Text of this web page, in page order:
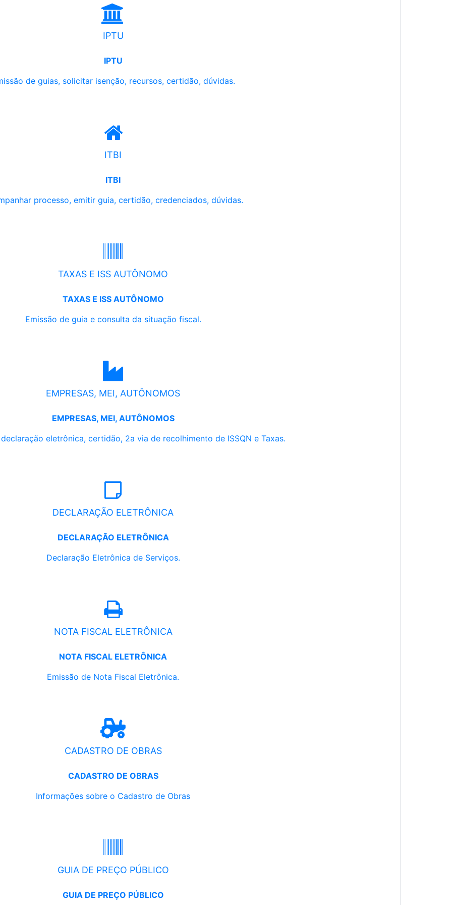
IPTU
IPTU
de guias, solicitar isenção, recursos, certidão, dúvidas.
ITBI
ITBI
processo, emitir guia, certidão, credenciados, dúvidas.
TAXAS E ISS AUTÔNOMO
TAXAS E ISS AUTÔNOMO
Emissão de guia e consulta da situação fiscal.
EMPRESAS, MEI, AUTÔNOMOS
EMPRESAS, MEI, AUTÔNOMOS
eletrônica, certidão, 2a via de recolhimento de ISSQN e Taxas.
DECLARAÇÃO ELETRÔNICA
DECLARAÇÃO ELETRÔNICA
Declaração Eletrônica de Serviços.
NOTA FISCAL ELETRÔNICA
NOTA FISCAL ELETRÔNICA
Emissão de Nota Fiscal Eletrônica.
CADASTRO DE OBRAS
CADASTRO DE OBRAS
Informações sobre o Cadastro de Obras
GUIA DE PREÇO PÚBLICO
GUIA DE PREÇO PÚBLICO